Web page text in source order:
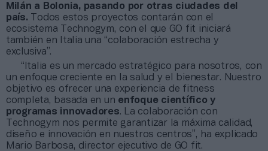
Milán a Bolonia, pasando por otras ciudades del
país. Todos estos proyectos contarán con el
ecosistema Technogym, con el que GO fit iniciará
también en Italia una “colaboración estrecha y
exclusiva”.
“Italia es un mercado estratégico para nosotros, con
un enfoque creciente en la salud y el bienestar. Nuestro
objetivo es ofrecer una experiencia de fitness
completa, basada en un enfoque científico y
programas innovadores. La colaboración con
Technogym nos permite garantizar la máxima calidad,
diseño e innovación en nuestros centros”, ha explicado
Mario Barbosa, director ejecutivo de GO fit.